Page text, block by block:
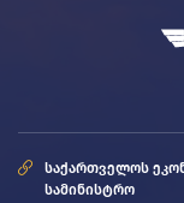
საქართველოს
სამინისტრო